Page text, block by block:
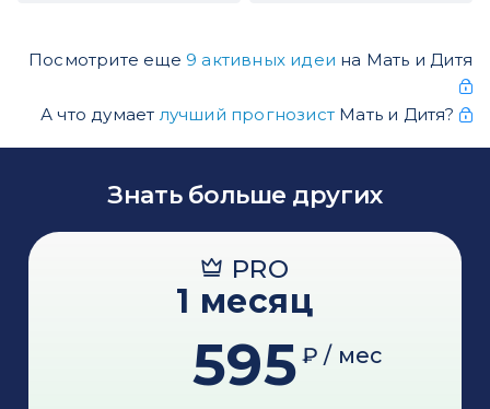
Посмотрите еще 9 активных идеи на Мать и Дитя
А что думает лучший прогнозистМать и Дитя?
Знать больше других
PRO
1 месяц
595 ₽ / мес